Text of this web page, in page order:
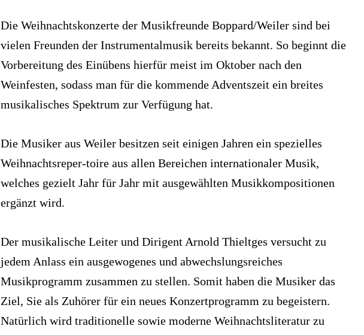
Die Weihnachtskonzerte der Musikfreunde Boppard/Weiler sind bei
vielen Freunden der Instrumentalmusik bereits bekannt. So beginnt die
Vorbereitung des Einübens hierfür meist im Oktober nach den
Weinfesten, sodass man für die kommende Adventszeit ein breites
musikalisches Spektrum zur Verfügung hat.
Die Musiker aus Weiler besitzen seit einigen Jahren ein spezielles
Weihnachtsreper-toire aus allen Bereichen internationaler Musik,
welches gezielt Jahr für Jahr mit ausgewählten Musikkompositionen
ergänzt wird.
Der musikalische Leiter und Dirigent Arnold Thieltges versucht zu
jedem Anlass ein ausgewogenes und abwechslungsreiches
Musikprogramm zusammen zu stellen. Somit haben die Musiker das
Ziel, Sie als Zuhörer für ein neues Konzertprogramm zu begeistern.
Natürlich wird traditionelle sowie moderne Weihnachtsliteratur zu